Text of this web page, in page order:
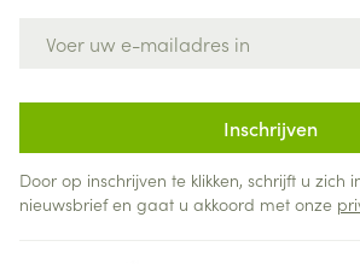
Inschrijven
Door op inschrijven te klikken, schrijft u zich
nieuwsbrief en gaat u akkoord met onze